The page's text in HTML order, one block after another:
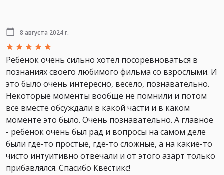
8 августа 2024 г.
Ребёнок очень сильно хотел посоревноваться в
познаниях своего любимого фильма со взрослыми. И
это было очень интересно, весело, познавательно.
Некоторые моменты вообще не помнили и потом
все вместе обсуждали в какой части и в каком
моменте это было. Очень познавательно. А главное
- ребёнок очень был рад и вопросы на самом деле
были где-то простые, где-то сложные, а на какие-то
чисто интуитивно отвечали и от этого азарт только
прибавлялся. Спасибо Квестикс!